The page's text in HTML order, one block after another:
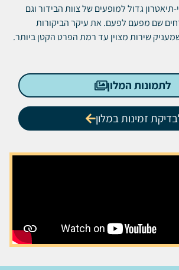
תיאטרון גדול למופעים של צוות הבידור וגם
שם מפעם לפעם. את עיקר הביקורות
שירות מצוין עד רמת הפרט הקטן ביותר.
לתמונות המלון
זמינות במלון